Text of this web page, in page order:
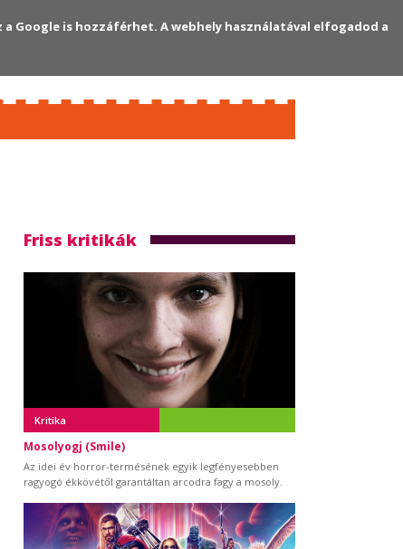
Bejelentkezés
Friss kritikák
Kritika
Mosolyogj (Smile)
Az idei év horror-termésének egyik legfényesebben
ragyogó ékkövétől garantáltan arcodra fagy a mosoly.
Google is hozzáférhet. A webhely használatával elfogadod a